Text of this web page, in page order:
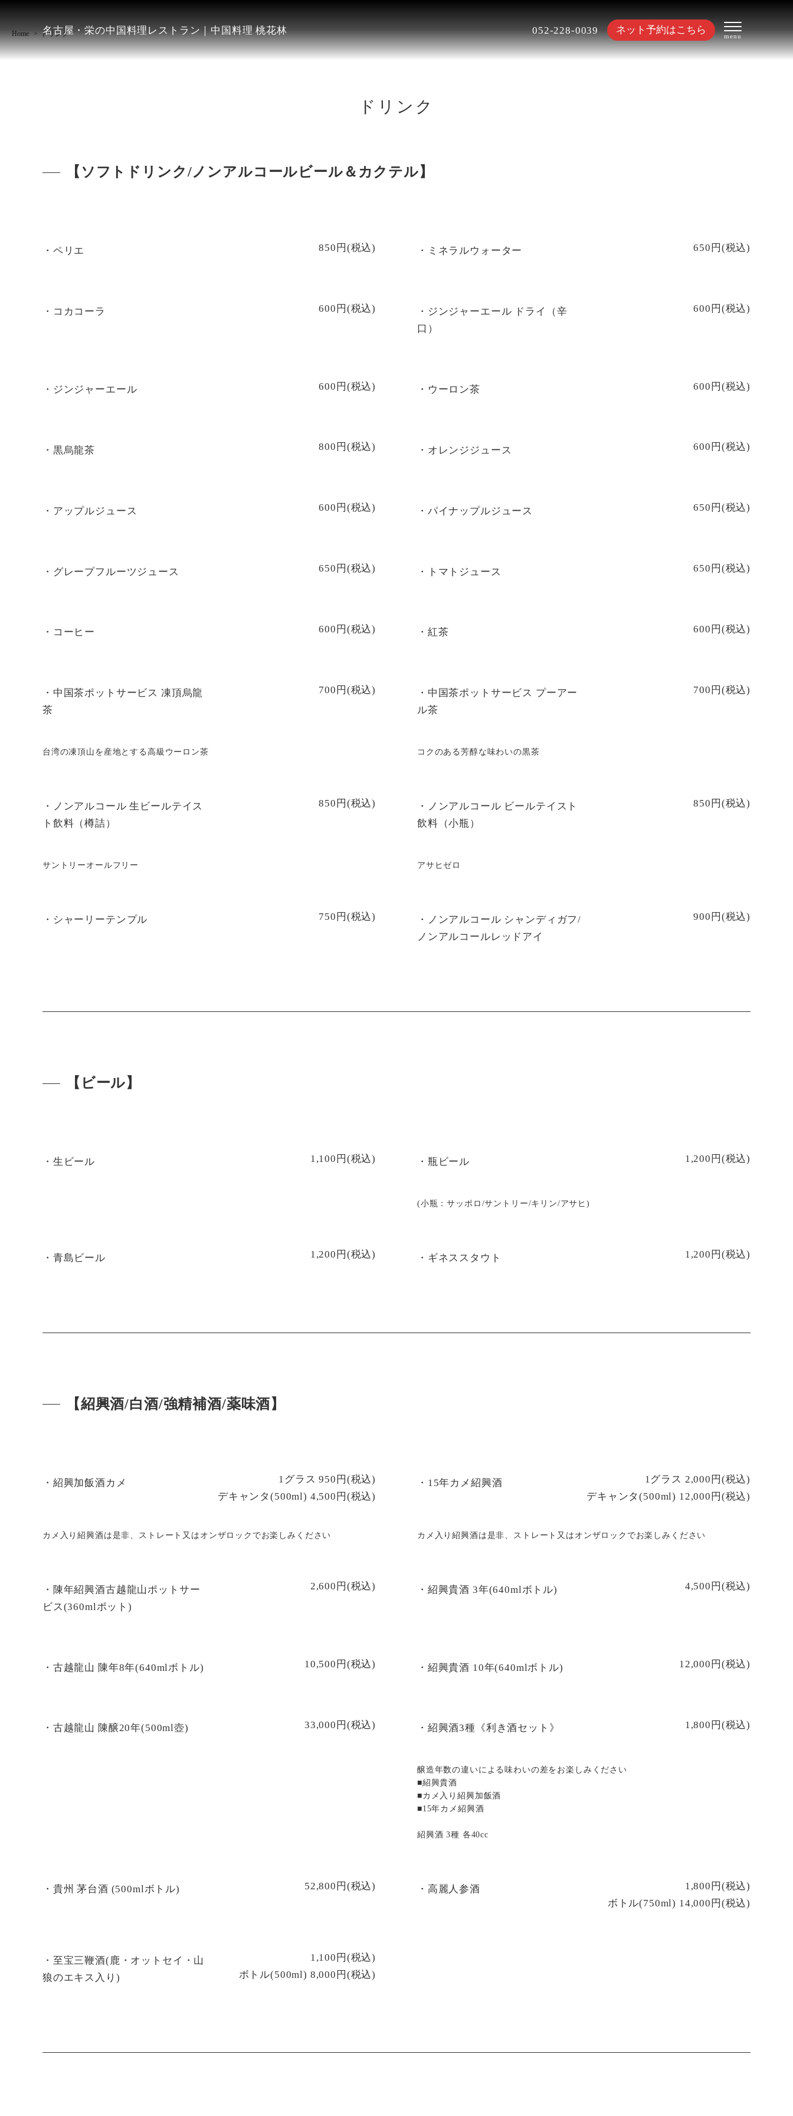
名古屋・栄の中国料理レストラン｜中国料理 桃花林 052-228-0039 ネット予約はこちら
Home ドリンク
ドリンク
【ソフトドリンク/ノンアルコールビール＆カクテル】
・ペリエ 850円(税込) ・ミネラルウォーター 650円(税込)
・コカコーラ 600円(税込)
・ジンジャーエール ドライ（辛
口）
600円(税込)
・ジンジャーエール 600円(税込) ・ウーロン茶 600円(税込)
・黒烏龍茶 800円(税込) ・オレンジジュース 600円(税込)
・アップルジュース 600円(税込) ・パイナップルジュース 650円(税込)
・グレープフルーツジュース 650円(税込) ・トマトジュース 650円(税込)
・コーヒー 600円(税込) ・紅茶 600円(税込)
・中国茶ポットサービス 凍頂烏龍
茶
700円(税込)
台湾の凍頂山を産地とする高級ウーロン茶
・中国茶ポットサービス プーアー
ル茶
700円(税込)
コクのある芳醇な味わいの黒茶
・ノンアルコール 生ビールテイス
ト飲料（樽詰）
850円(税込)
サントリーオールフリー
・ノンアルコール ビールテイスト
飲料（小瓶）
850円(税込)
アサヒゼロ
・シャーリーテンプル 750円(税込)
・ノンアルコール シャンディガフ/
ノンアルコールレッドアイ
900円(税込)
【ビール】
・生ビール 1,100円(税込) ・瓶ビール 1,200円(税込)
(小瓶：サッポロ/サントリー/キリン/アサヒ)
・青島ビール 1,200円(税込) ・ギネススタウト 1,200円(税込)
【紹興酒/白酒/強精補酒/薬味酒】
・紹興加飯酒カメ
1グラス 950円(税込)
デキャンタ(500ml) 4,500円(税込)
カメ入り紹興酒は是非、ストレート又はオンザロックでお楽しみください
・15年カメ紹興酒
1グラス 2,000円(税込)
デキャンタ(500ml) 12,000円(税込)
カメ入り紹興酒は是非、ストレート又はオンザロックでお楽しみください
・陳年紹興酒古越龍山ポットサー
ビス(360mlポット)
2,600円(税込) ・紹興貴酒 3年(640mlボトル) 4,500円(税込)
・古越龍山 陳年8年(640mlボトル) 10,500円(税込) ・紹興貴酒 10年(640mlボトル) 12,000円(税込)
・古越龍山 陳醸20年(500ml壺) 33,000円(税込) ・紹興酒3種《利き酒セット》 1,800円(税込)
醸造年数の違いによる味わいの差をお楽しみください
■紹興貴酒
■カメ入り紹興加飯酒
■15年カメ紹興酒
紹興酒 3種 各40cc
・貴州 茅台酒 (500mlボトル) 52,800円(税込) ・高麗人参酒
1,800円(税込)
ボトル(750ml) 14,000円(税込)
・至宝三鞭酒(鹿・オットセイ・山
狼のエキス入り)
1,100円(税込)
ボトル(500ml) 8,000円(税込)